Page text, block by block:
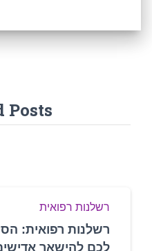
Posts
רשלנות רפואית
רשלנות רפואית:
לכם להישאר